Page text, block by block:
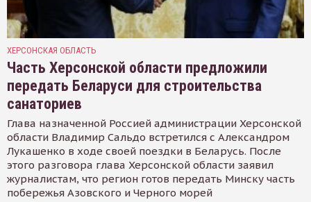
ХЕРСОНСКАЯ ОБЛАСТЬ
Часть Херсонской области предложили
передать Беларуси для строительства
санаториев
Глава назначенной Россией администрации Херсонской
области Владимир Сальдо встретился с Александром
Лукашенко в ходе своей поездки в Беларусь. После
этого разговора глава Херсонской области заявил
журналистам, что регион готов передать Минску часть
побережья Азовского и Черного морей